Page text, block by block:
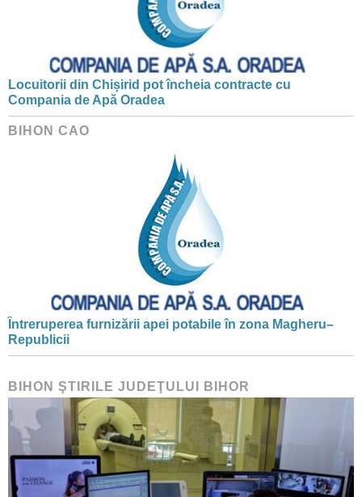
Locuitorii din Chișirid pot încheia contracte cu
Compania de Apă Oradea
BIHON CAO
Întreruperea furnizării apei potabile în zona Magheru–
Republicii
BIHON ŞTIRILE JUDEŢULUI BIHOR